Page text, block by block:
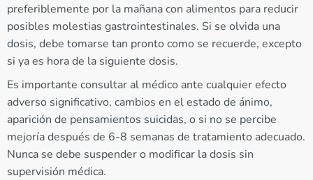
preferiblemente por la mañana con alimentos para reducir
posibles molestias gastrointestinales. Si se olvida una
dosis, debe tomarse tan pronto como se recuerde, excepto
si ya es hora de la siguiente dosis.
Es importante consultar al médico ante cualquier efecto
adverso significativo, cambios en el estado de ánimo,
aparición de pensamientos suicidas, o si no se percibe
mejoría después de 6-8 semanas de tratamiento adecuado.
Nunca se debe suspender o modificar la dosis sin
supervisión médica.